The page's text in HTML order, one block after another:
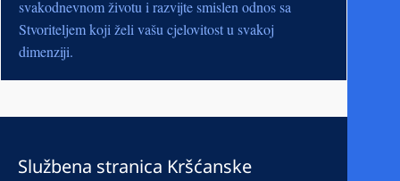
svakodnevnom životu i razvijte smislen odnos sa
Stvoriteljem koji želi vašu cjelovitost u svakoj
dimenziji.
Službena stranica Kršćanske